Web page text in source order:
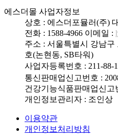
에스더몰 사업자정보
상호 : 에스더포뮬러(주)
전화 : 1588-4966 이메일 :
주소 : 서울특별시 강남구
호(논현동, SB타워)
사업자등록번호 : 211-88-
통신판매업신고번호 :
건강기능식품판매업신고
개인정보관리자 : 조인상
이용약관
개인정보처리방침